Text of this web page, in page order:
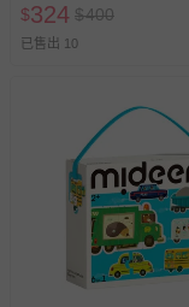
$324 $400
已售出 10